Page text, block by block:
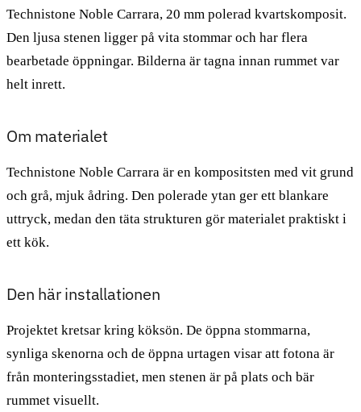
Technistone Noble Carrara, 20 mm polerad kvartskomposit.
Den ljusa stenen ligger på vita stommar och har flera
bearbetade öppningar. Bilderna är tagna innan rummet var
helt inrett.
Om materialet
Technistone Noble Carrara är en kompositsten med vit grund
och grå, mjuk ådring. Den polerade ytan ger ett blankare
uttryck, medan den täta strukturen gör materialet praktiskt i
ett kök.
Den här installationen
Projektet kretsar kring köksön. De öppna stommarna,
synliga skenorna och de öppna urtagen visar att fotona är
från monteringsstadiet, men stenen är på plats och bär
rummet visuellt.